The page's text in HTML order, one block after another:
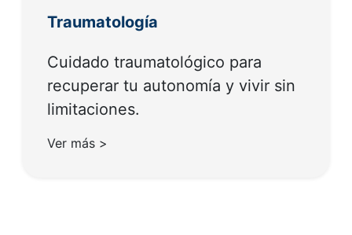
Traumatología
Cuidado traumatológico para
recuperar tu autonomía y vivir sin
limitaciones.
Ver más >